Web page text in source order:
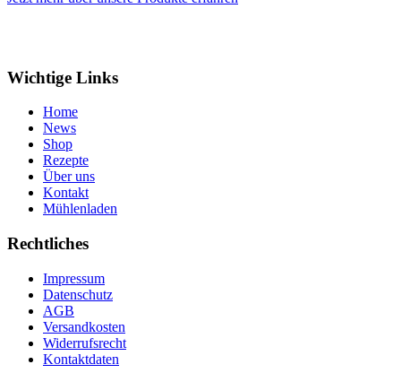
Wichtige Links
Home
News
Shop
Rezepte
Über uns
Kontakt
Mühlenladen
Rechtliches
Impressum
Datenschutz
AGB
Versandkosten
Widerrufsrecht
Kontaktdaten